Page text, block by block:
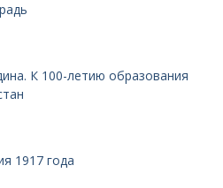
К 100-летию образования
1917 года